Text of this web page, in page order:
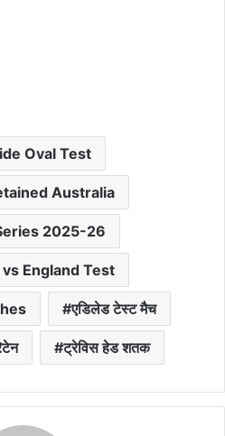
Oval Test
Australia
2025-26
England Test
एडिलेड टेस्ट मैच
ट्रेविस हेड शतक